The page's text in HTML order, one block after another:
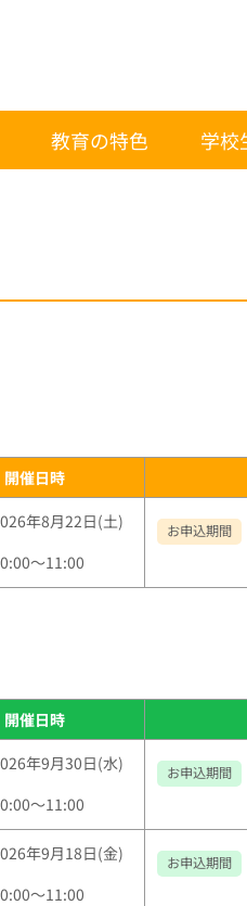
教育の特色 学校
開催日時
年8月22日(土)
～11:00
お申込期間
開催日時
年9月30日(水)
～11:00
お申込期間
年9月18日(金)
～11:00
お申込期間